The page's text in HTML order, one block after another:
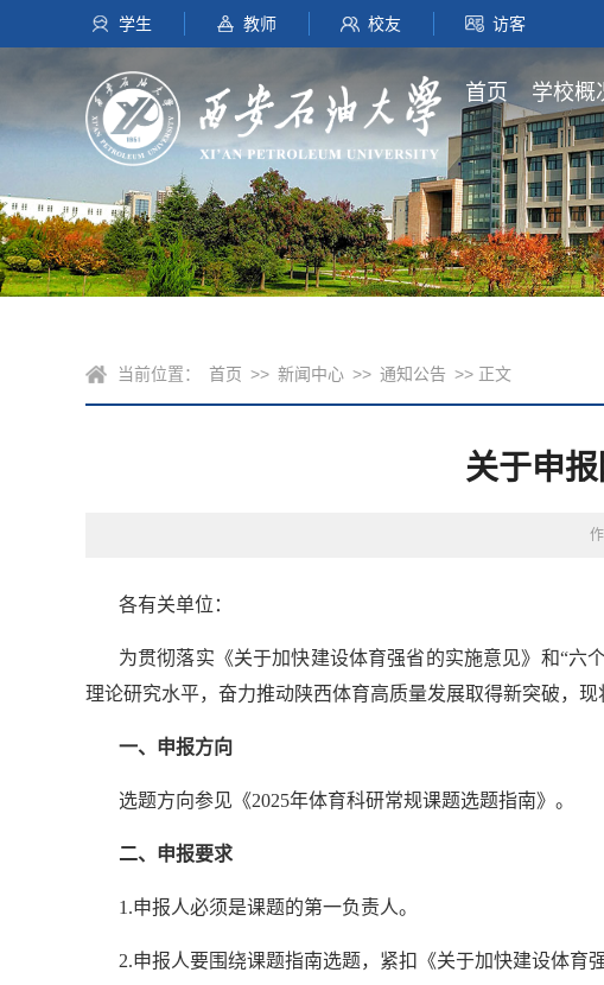
学生 教师 校友 访客
首页 学校概
当前位置： 首页 >> 新闻中心 >> 通知公告 >> 正文
关于申
各有关单位：
为贯彻落实《关于加快建设体育强省的实施意见》和“六
理论研究水平，奋力推动陕西体育高质量发展取得新突破，现
一、申报方向
选题方向参见《2025年体育科研常规课题选题指南》。
二、申报要求
1.申报人必须是课题的第一负责人。
2.申报人要围绕课题指南选题，紧扣《关于加快建设体育